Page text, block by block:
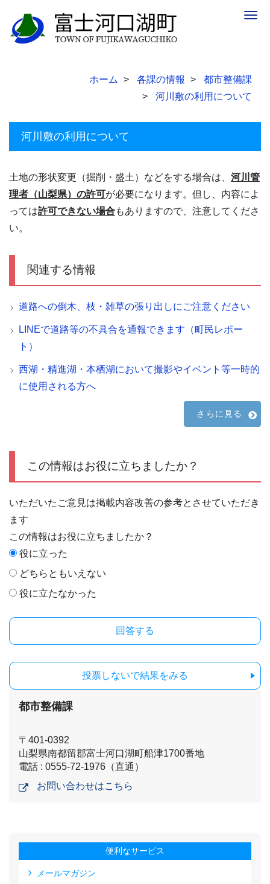
ホーム 各課の情報
都市整備課
河川敷の利用について
河川敷の利用について
土地の形状変更（掘削・盛土）などをする場合は、 河川管
理者（山梨県）の許可が必要になります。但し、内容によ
っては許可できない場合もありますので、注意してくださ
い。
関連する情報
道路への倒木、枝・雑草の張り出しにご注意ください
LINEで道路等の不具合を通報できます（町民レポー
ト）
西湖・精進湖・本栖湖において撮影やイベント等一時的
に使用される方へ
さらに見る
この情報はお役に立ちましたか？
いただいたご意見は掲載内容改善の参考とさせていただき
ます
この情報はお役に立ちましたか？
役に立った
どちらともいえない
役に立たなかった
投票しないで結果をみる
都市整備課
〒401-0392
山梨県南都留郡富士河口湖町船津1700番地
電話 : 0555-72-1976（直通）
お問い合わせはこちら
便利なサービス
メールマガジン